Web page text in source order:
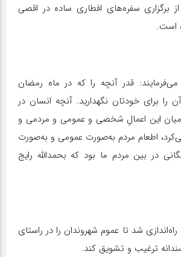
برگزاری سفره‌های افطاری ساده در اقصی
است.
قدر آنچه را که در ماه رمضان
را براى خودتان نگهدارید. آنچه انسان در
میان این اعمالِ شخصى و عمومى و مردمى و
اطعام مردم به‌صورت عمومى و به‌صورت
در بین مردم ما بود که بحمدالله‌ رایج
شد تا عموم شهروندان را در راستای
ترغیب و تشویق کند.